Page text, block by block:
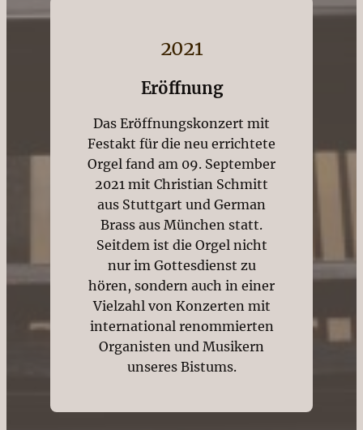
2021
Eröffnung
Das Eröffnungskonzert mit
Festakt für die neu errichtete
Orgel fand am 09. September
2021 mit Christian Schmitt
aus Stuttgart und German
Brass aus München statt.
Seitdem ist die Orgel nicht
nur im Gottesdienst zu
hören, sondern auch in einer
Vielzahl von Konzerten mit
international renommierten
Organisten und Musikern
unseres Bistums.